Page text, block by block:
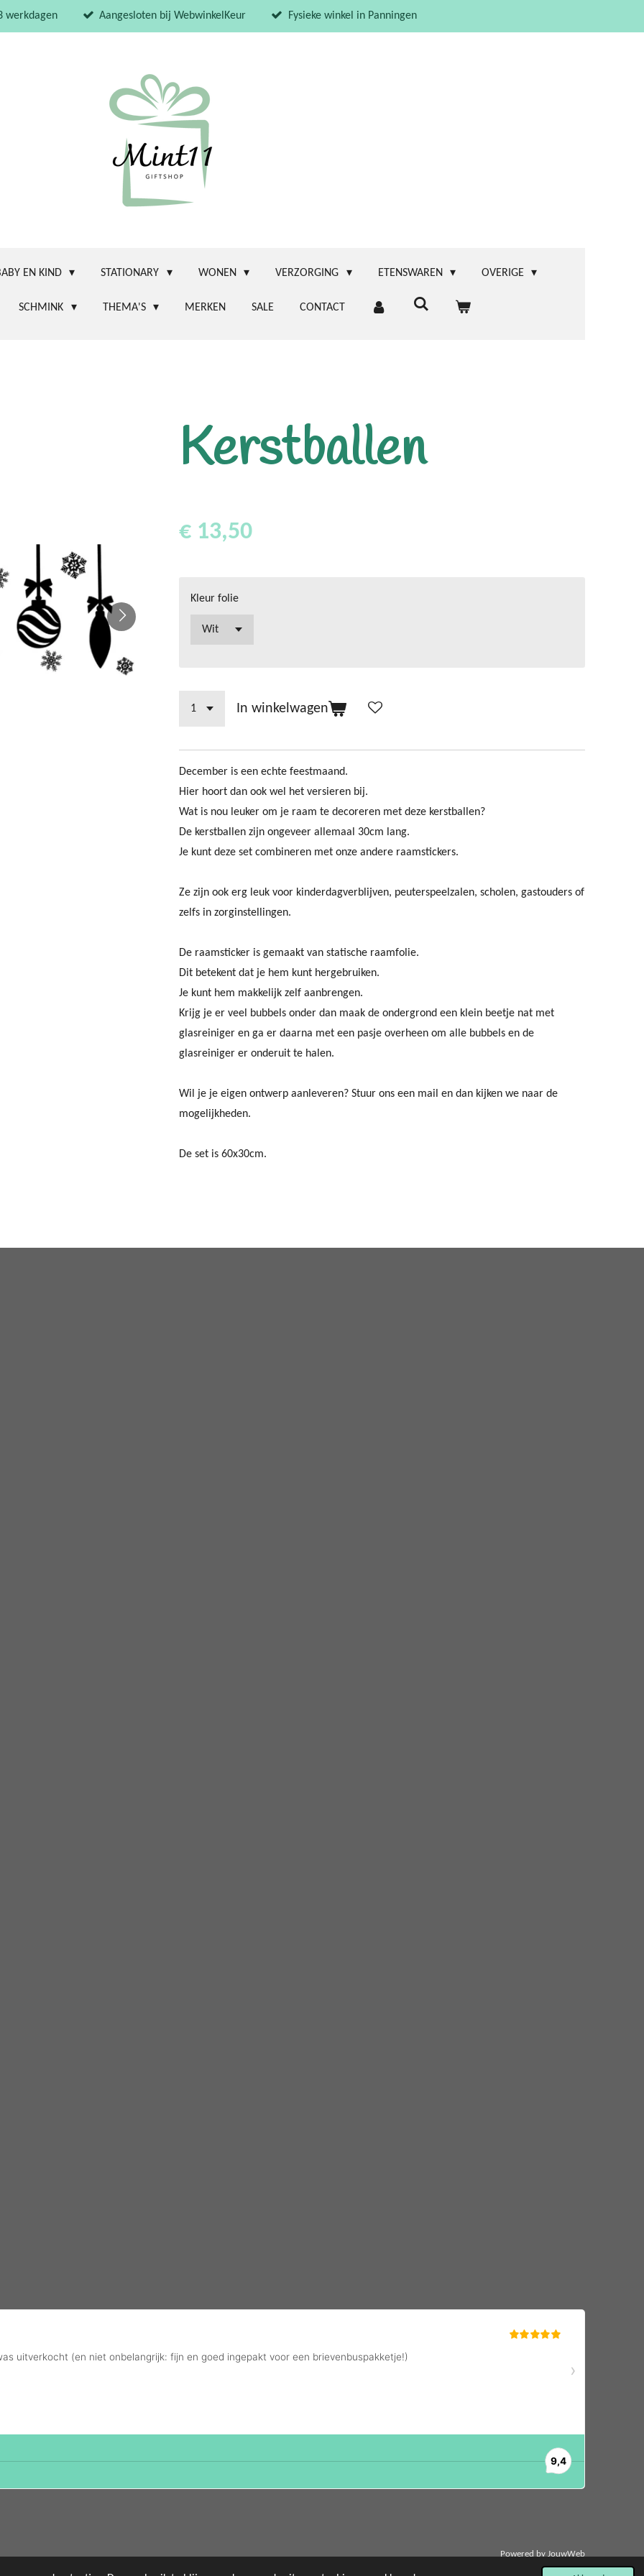
werkdagen Aangesloten bij WebwinkelKeur Fysieke winkel in Panningen
EN KIND STATIONARY WONEN VERZORGING ETENSWAREN OVERIGE
SCHMINK THEMA'S MERKEN SALE CONTACT
Kerstballen
€ 13,50
Kleur folie
In winkelwagen
December is een echte feestmaand.
Hier hoort dan ook wel het versieren bij.
Wat is nou leuker om je raam te decoreren met deze kerstballen?
De kerstballen zijn ongeveer allemaal 30cm lang.
Je kunt deze set combineren met onze andere raamstickers.
Ze zijn ook erg leuk voor kinderdagverblijven, peuterspeelzalen, scholen, gastouders of
zelfs in zorginstellingen.
De raamsticker is gemaakt van statische raamfolie.
Dit betekent dat je hem kunt hergebruiken.
Je kunt hem makkelijk zelf aanbrengen.
Krijg je er veel bubbels onder dan maak de ondergrond een klein beetje nat met
glasreiniger en ga er daarna met een pasje overheen om alle bubbels en de
glasreiniger er onderuit te halen.
Wil je je eigen ontwerp aanleveren? Stuur ons een mail en dan kijken we naar de
mogelijkheden.
De set is 60x30cm.
Powered by JouwWeb